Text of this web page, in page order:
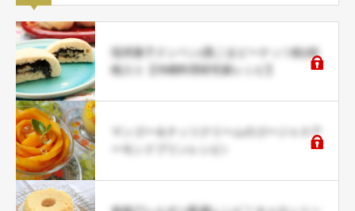
琉球菓子クンペン(黒ごまピーナッツ餡)胡
桃入り【沖縄料理研究家レシピ】
マンゴー＆ナッツクリームのゴージャスア